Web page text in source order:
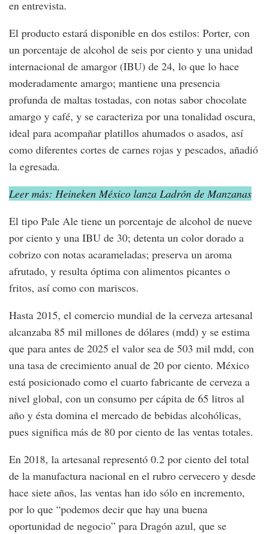
en entrevista.
El producto estará disponible en dos estilos: Porter, con
un porcentaje de alcohol de seis por ciento y una unidad
internacional de amargor (IBU) de 24, lo que lo hace
moderadamente amargo; mantiene una presencia
profunda de maltas tostadas, con notas sabor chocolate
amargo y café, y se caracteriza por una tonalidad oscura,
ideal para acompañar platillos ahumados o asados, así
como diferentes cortes de carnes rojas y pescados, añadió
la egresada.
Leer más: Heineken México lanza Ladrón de Manzanas
El tipo Pale Ale tiene un porcentaje de alcohol de nueve
por ciento y una IBU de 30; detenta un color dorado a
cobrizo con notas acarameladas; preserva un aroma
afrutado, y resulta óptima con alimentos picantes o
fritos, así como con mariscos.
Hasta 2015, el comercio mundial de la cerveza artesanal
alcanzaba 85 mil millones de dólares (mdd) y se estima
que para antes de 2025 el valor sea de 503 mil mdd, con
una tasa de crecimiento anual de 20 por ciento. México
está posicionado como el cuarto fabricante de cerveza a
nivel global, con un consumo per cápita de 65 litros al
año y ésta domina el mercado de bebidas alcohólicas,
pues significa más de 80 por ciento de las ventas totales.
En 2018, la artesanal representó 0.2 por ciento del total
de la manufactura nacional en el rubro cervecero y desde
hace siete años, las ventas han ido sólo en incremento,
por lo que “podemos decir que hay una buena
oportunidad de negocio” para Dragón azul, que se